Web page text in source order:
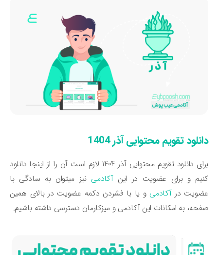
تقویم محتوایی آذر 1404
برای دانلود تقویم محتوایی آذر 1404 لازم است آن را از اینجا دانلود
و برای عضویت در این آکادمینیز میتوان به سادگی با
درآکادمیو یا با فشردن دکمه عضویت در بالای همین
به امکانات این آکادمی و میزکارمان دسترسی داشته باشیم.